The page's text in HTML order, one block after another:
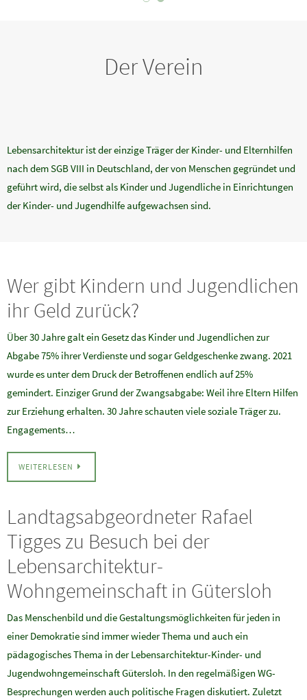
Der Verein
Lebensarchitektur ist der einzige Träger der Kinder- und Elternhilfen
nach dem SGB VIII in Deutschland, der von Menschen gegründet und
geführt wird, die selbst als Kinder und Jugendliche in Einrichtungen
der Kinder- und Jugendhilfe aufgewachsen sind.
Wer gibt Kindern und Jugendlichen
ihr Geld zurück?
Über 30 Jahre galt ein Gesetz das Kinder und Jugendlichen zur
Abgabe 75% ihrer Verdienste und sogar Geldgeschenke zwang. 2021
wurde es unter dem Druck der Betroffenen endlich auf 25%
gemindert. Einziger Grund der Zwangsabgabe: Weil ihre Eltern Hilfen
zur Erziehung erhalten. 30 Jahre schauten viele soziale Träger zu.
Engagements…
WEITERLESEN
Landtagsabgeordneter Rafael
Tigges zu Besuch bei der
Lebensarchitektur-
Wohngemeinschaft in Gütersloh
Das Menschenbild und die Gestaltungsmöglichkeiten für jeden in
einer Demokratie sind immer wieder Thema und auch ein
pädagogisches Thema in der Lebensarchitektur-Kinder- und
Jugendwohngemeinschaft Gütersloh. In den regelmäßigen WG-
Besprechungen werden auch politische Fragen diskutiert. Zuletzt